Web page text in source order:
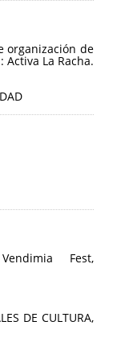
organización de
La Racha.
Fest,
DE CULTURA,